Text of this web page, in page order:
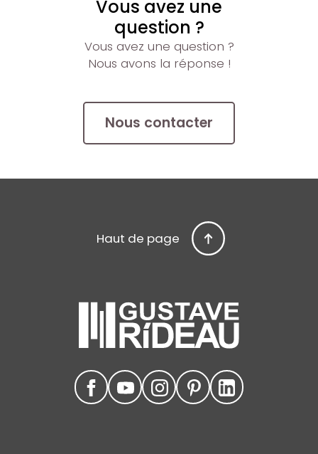
Vous avez une
question ?
Vous avez une question ?
Nous avons la réponse !
Nous contacter
Haut de page